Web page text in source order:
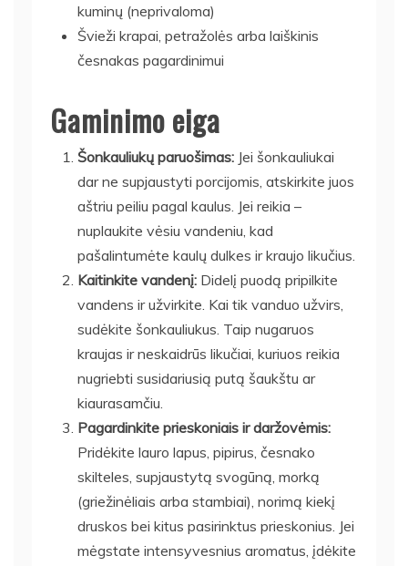
kuminų (neprivaloma)
Švieži krapai, petražolės arba laiškinis
česnakas pagardinimui
Gaminimo eiga
Šonkauliukų paruošimas: Jei šonkauliukai
dar ne supjaustyti porcijomis, atskirkite juos
aštriu peiliu pagal kaulus. Jei reikia –
nuplaukite vėsiu vandeniu, kad
pašalintumėte kaulų dulkes ir kraujo likučius.
Kaitinkite vandenį: Didelį puodą pripilkite
vandens ir užvirkite. Kai tik vanduo užvirs,
sudėkite šonkauliukus. Taip nugaruos
kraujas ir neskaidrūs likučiai, kuriuos reikia
nugriebti susidariusią putą šaukštu ar
kiaurasamčiu.
Pagardinkite prieskoniais ir daržovėmis:
Pridėkite lauro lapus, pipirus, česnako
skilteles, supjaustytą svogūną, morką
(griežinėliais arba stambiai), norimą kiekį
druskos bei kitus pasirinktus prieskonius. Jei
mėgstate intensyvesnius aromatus, įdėkite